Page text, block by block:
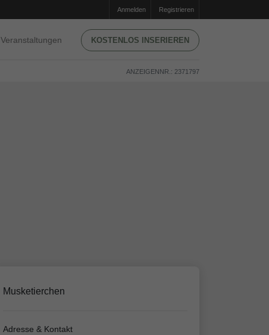
Anmelden Registrieren
Veranstaltungen KOSTENLOS INSERIEREN
ANZEIGENNR.: 2371797
Musketierchen
Adresse & Kontakt